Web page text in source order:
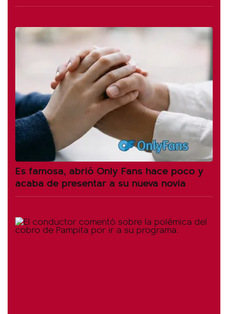
Es famosa, abrió Only Fans hace poco y
acaba de presentar a su nueva novia